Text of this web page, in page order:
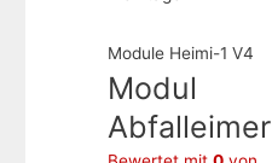
Module Heimi-1 V4
Modul
Abfalleimer